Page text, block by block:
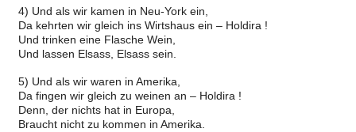
4) Und als wir kamen in Neu-York ein,
Da kehrten wir gleich ins Wirtshaus ein – Holdira !
Und trinken eine Flasche Wein,
Und lassen Elsass, Elsass sein.
5) Und als wir waren in Amerika,
Da fingen wir gleich zu weinen an – Holdira !
Denn, der nichts hat in Europa,
Braucht nicht zu kommen in Amerika.